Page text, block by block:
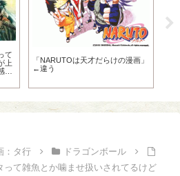
て
上
「NARUTOは天才だらけの漫画」
←違う
：タ行
ドラゴンボール
って雑魚とか噛ませ扱いされてるけど